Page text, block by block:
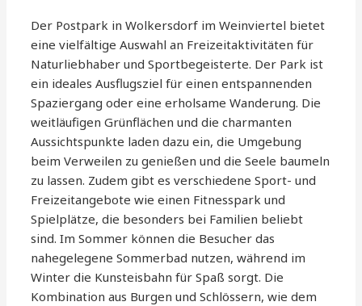
Der Postpark in Wolkersdorf im Weinviertel bietet
eine vielfältige Auswahl an Freizeitaktivitäten für
Naturliebhaber und Sportbegeisterte. Der Park ist
ein ideales Ausflugsziel für einen entspannenden
Spaziergang oder eine erholsame Wanderung. Die
weitläufigen Grünflächen und die charmanten
Aussichtspunkte laden dazu ein, die Umgebung
beim Verweilen zu genießen und die Seele baumeln
zu lassen. Zudem gibt es verschiedene Sport- und
Freizeitangebote wie einen Fitnesspark und
Spielplätze, die besonders bei Familien beliebt
sind. Im Sommer können die Besucher das
nahegelegene Sommerbad nutzen, während im
Winter die Kunsteisbahn für Spaß sorgt. Die
Kombination aus Burgen und Schlössern, wie dem